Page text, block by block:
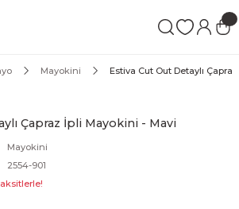
Mayokini Estiva Cut Out Detaylı
Çapraz İpli Mayokini - Mavi
Mayokini
2554-901